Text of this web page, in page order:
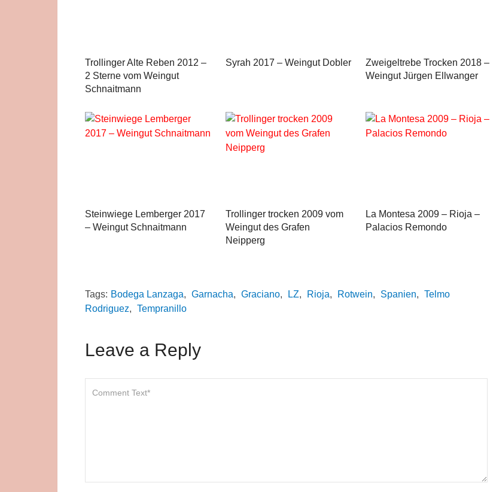
Trollinger Alte Reben 2012 –
2 Sterne vom Weingut
Schnaitmann
Syrah 2017 – Weingut Dobler
Zweigeltrebe Trocken 2018 –
Weingut Jürgen Ellwanger
Steinwiege Lemberger 2017
– Weingut Schnaitmann
Trollinger trocken 2009 vom
Weingut des Grafen
Neipperg
La Montesa 2009 – Rioja –
Palacios Remondo
Tags: Bodega Lanzaga, Garnacha, Graciano, LZ, Rioja, Rotwein, Spanien, Telmo
Rodriguez, Tempranillo
Leave a Reply